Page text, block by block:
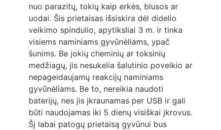
nuo parazitų, tokių kaip erkės, blusos ar
uodai. Šis prietaisas išsiskira dėl didelio
veikimo spindulio, apytiksliai 3 m. ir tinka
visiems naminiams gyvūnėliams, ypač
šunims. Be jokių cheminių ar toksinių
medžiagų, jis nesukelia šalutinio poveikio ar
nepageidaujamų reakcijų naminiams
gyvūnėliams. Be to, nereikia naudoti
baterijų, nes jis įkraunamas per USB ir gali
būti naudojamas iki 5 dienų visiškai įkrovus.
Šį labai patogų prietaisą gyvūnui bus